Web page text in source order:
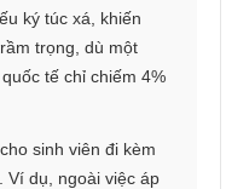
ký túc xá, khiến
trọng, dù một
tế chỉ chiếm 4%
sinh viên đi kèm
Ví dụ, ngoài việc áp